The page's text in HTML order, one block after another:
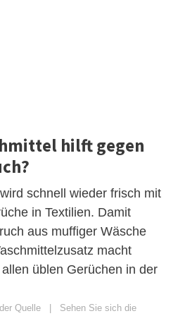
hilft gegen
schnell wieder frisch mit
in Textilien. Damit
aus muffiger Wäsche
macht
üblen Gerüchen in der
Quelle | Sehen Sie sich die